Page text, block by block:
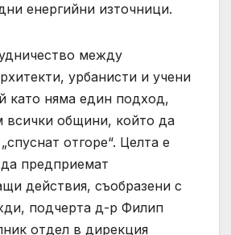
енергийни източници.
между
урбанисти и учени
като няма един подход,
общини, който да
отгоре“. Целта е
предприемат
действия, съобразени с
подчерта д-р Филип
отдел в дирекция